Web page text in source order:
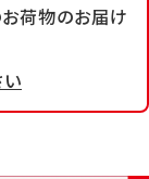
荷物のお届け